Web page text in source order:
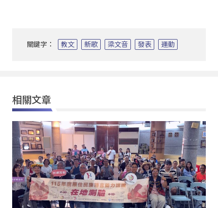
關鍵字： 教文 新歌 梁文音 發表 運動
相關文章